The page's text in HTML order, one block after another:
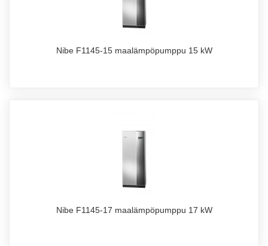
Nibe F1145-15 maalämpöpumppu 15 kW
Nibe F1145-17 maalämpöpumppu 17 kW